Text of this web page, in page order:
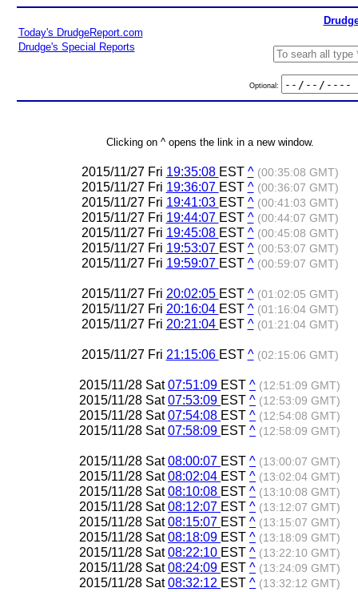
Today's DrudgeReport.com
Drudge's Special Reports
Optional:
Clicking on ^ opens the link in a new window.
2015/11/27 Fri 19:35:08 EST ^ (00:35:08 GMT)
2015/11/27 Fri 19:36:07 EST ^ (00:36:07 GMT)
2015/11/27 Fri 19:41:03 EST ^ (00:41:03 GMT)
2015/11/27 Fri 19:44:07 EST ^ (00:44:07 GMT)
2015/11/27 Fri 19:45:08 EST ^ (00:45:08 GMT)
2015/11/27 Fri 19:53:07 EST ^ (00:53:07 GMT)
2015/11/27 Fri 19:59:07 EST ^ (00:59:07 GMT)
2015/11/27 Fri 20:02:05 EST ^ (01:02:05 GMT)
2015/11/27 Fri 20:16:04 EST ^ (01:16:04 GMT)
2015/11/27 Fri 20:21:04 EST ^ (01:21:04 GMT)
2015/11/27 Fri 21:15:06 EST ^ (02:15:06 GMT)
2015/11/28 Sat07:51:09 EST ^ (12:51:09 GMT)
2015/11/28 Sat07:53:09 EST ^ (12:53:09 GMT)
2015/11/28 Sat07:54:08 EST ^ (12:54:08 GMT)
2015/11/28 Sat07:58:09 EST ^ (12:58:09 GMT)
2015/11/28 Sat08:00:07 EST ^ (13:00:07 GMT)
2015/11/28 Sat08:02:04 EST ^ (13:02:04 GMT)
2015/11/28 Sat08:10:08 EST ^ (13:10:08 GMT)
2015/11/28 Sat08:12:07 EST ^ (13:12:07 GMT)
2015/11/28 Sat08:15:07 EST ^ (13:15:07 GMT)
2015/11/28 Sat08:18:09 EST ^ (13:18:09 GMT)
2015/11/28 Sat08:22:10 EST ^ (13:22:10 GMT)
2015/11/28 Sat08:24:09 EST ^ (13:24:09 GMT)
2015/11/28 Sat08:32:12 EST ^ (13:32:12 GMT)